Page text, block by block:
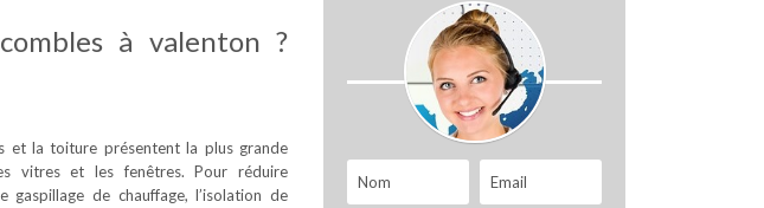
à valenton ?
et la toiture présentent la plus grande
vitres et les fenêtres. Pour réduire
de chauffage, l’isolation de